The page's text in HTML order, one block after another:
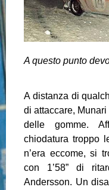
A questo punto
A distanza di
di attaccare,
delle gomme.
chiodatura troppo
n’era eccome, si
con 1’58” di
Andersson. Un